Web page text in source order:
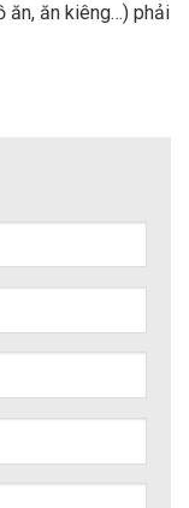
ăn, ăn kiêng…) phải